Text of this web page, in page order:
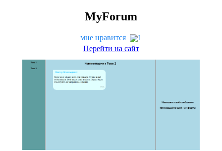
MyFo­rum
мне нравится
1
Перейти на сайт